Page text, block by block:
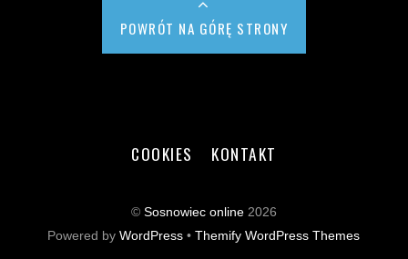
POWRÓT NA GÓRĘ STRONY
COOKIES KONTAKT
© Sosnowiec online2026
Powered byWordPress •Themify WordPress Themes